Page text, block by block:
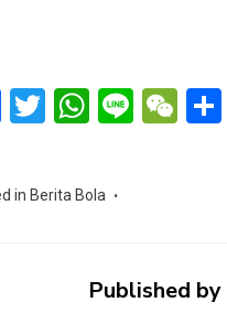
F
b
T
er
W
s
p
Li
W
in Berita Bola
Published by